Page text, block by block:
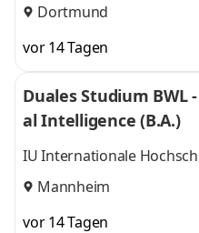
Dortmund
vor 14 Tagen
Duales Studium BWL
al Intelligence (B.A.)
IU Internationale
Mannheim
vor 14 Tagen